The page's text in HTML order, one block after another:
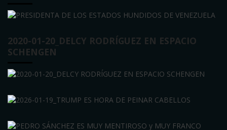
2020-01-20_DELCY RODRÍGUEZ EN ESPACIO
SCHENGEN